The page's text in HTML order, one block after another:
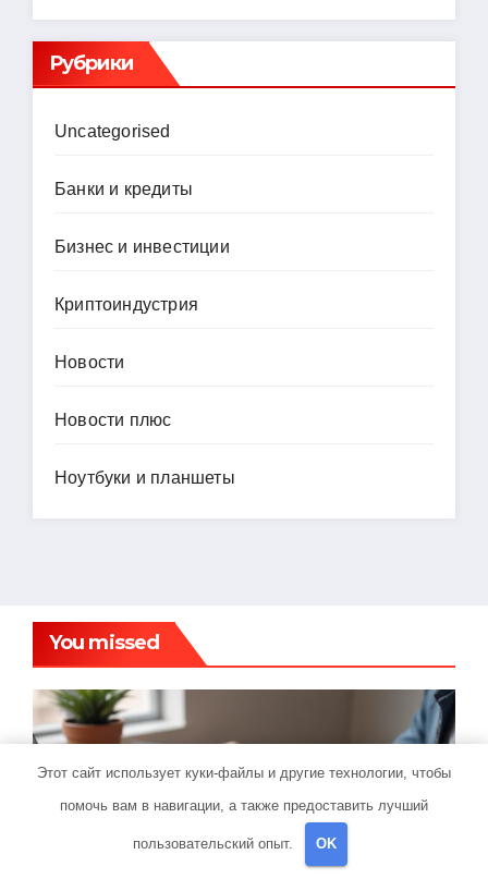
Рубрики
Uncategorised
Банки и кредиты
Бизнес и инвестиции
Криптоиндустрия
Новости
Новости плюс
Ноутбуки и планшеты
You missed
Банки И Кредиты
Оформление займа под
залог ПТС онлайн на карту
без визита в офис: порядок,
MINING_BROTH
Этот сайт использует куки-файлы и другие технологии, чтобы
помочь вам в навигации, а также предоставить лучший
пользовательский опыт. OK